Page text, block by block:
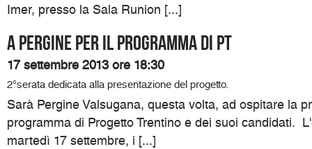
Imer, presso la Sala Runion [...]
A Pergine per il programma di Pt
17 settembre 2013 ore 18:30
2°serata dedicata alla presentazione del progetto.
Sarà Pergine Valsugana, questa volta, ad ospitare la
programma di Progetto Trentino e dei suoi candidati.
martedì 17 settembre, i [...]